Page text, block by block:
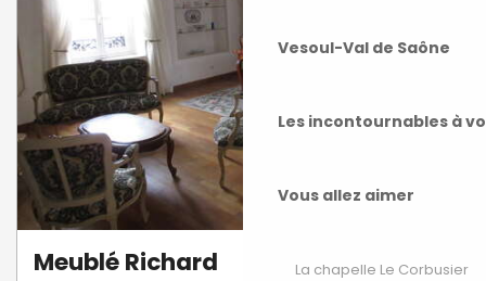
Vesoul-Val de Saône
Les incontournables à
Vous allez aimer
La chapelle Le Corbusier
Meublé Richard